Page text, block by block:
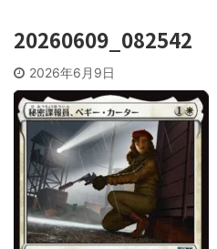
20260609_082542
2026年6月9日